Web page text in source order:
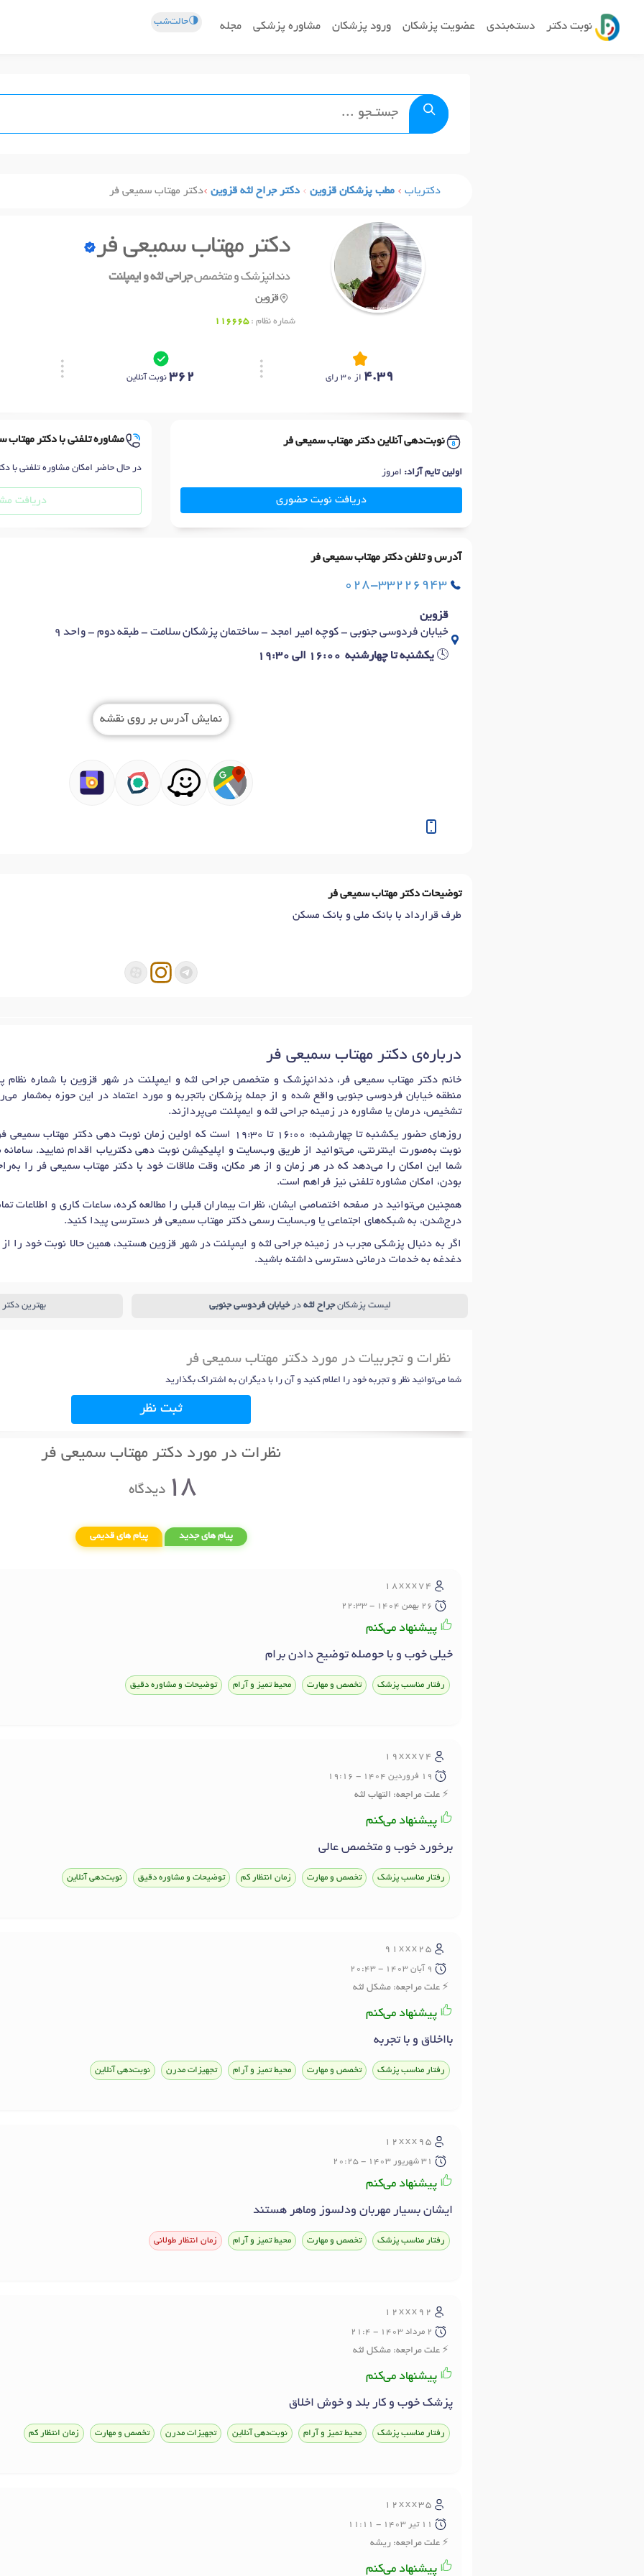
نوبت دکتر دسته‌بندی عضویت پزشکان ورود پزشکان مشاوره پزشکی مجله 🌗حالت‌شب
دکتریاب مطب پزشکان قزوین دکتر جراح لثه قزوین دکتر مهتاب سمیعی فر
دکتر مهتاب سمیعی فر
دندانپزشک و متخصصجراحی لثه و ایمپلنت
قزوین
شماره نظام :116665
4.39 از 30 رای 362 نوبت آنلاین
نوبت‌دهی آنلاین دکتر مهتاب سمیعی فر
اولین تایم آزاد: امروز
دریافت نوبت حضوری
مشاوره تلفنی با دکتر مهتاب
در حال حاضر امکان مشاوره تلفنی با
دریافت
آدرس و تلفن دکتر مهتاب سمیعی فر
028-33226943
قزوین
خیابان فردوسی جنوبی - کوچه امیر امجد - ساختمان پزشکان سلامت - طبقه دوم - واحد 9
🕓 یکشنبه تا چهارشنبه 16:00 الی 19:30
نمایش آدرس بر روی نقشه
توضیحات دکتر مهتاب سمیعی فر
طرف قرارداد با بانک ملی و بانک مسکن
درباره‌ی دکتر مهتاب سمیعی فر
منطقه خیابان فردوسی جنوبی واقع شده و از جمله پزشکان باتجربه و مورد اعتماد در این حوزه به‌شمار
تشخیص، درمان یا مشاوره در زمینه جراحی لثه و ایمپلنت می‌پردازند.
روزهای حضور یکشنبه تا چهارشنبه: 16:00 تا 19:30 است که اولین زمان نوبت دهی دکتر مهتاب سمیعی فر برای
نوبت به‌صورت اینترنتی، می‌توانید از طریق وب‌سایت و اپلیکیشن نوبت دهی دکتریاب اقدام نمایید.
شما این امکان را می‌دهد که در هر زمان و از هر مکان، وقت ملاقات خود با دکتر مهتاب سمیعی فر را
بودن، امکان مشاوره تلفنی نیز فراهم است.
همچنین می‌توانید در صفحه اختصاصی ایشان، نظرات بیماران قبلی را مطالعه کرده، ساعات کاری و اطلاعات
درج‌شدن، به شبکه‌های اجتماعی یا وب‌سایت رسمی دکتر مهتاب سمیعی فر دسترسی پیدا کنید.
اگر به دنبال پزشکی مجرب در زمینه جراحی لثه و ایمپلنت در شهر قزوین هستید، همین حالا نوبت خود را
دغدغه به خدمات درمانی دسترسی داشته باشید.
لیست پزشکانجراح لثه درخیابان فردوسی جنوبی بهترین
نظرات و تجربیات در مورد دکتر مهتاب سمیعی فر
شما می‌توانید نظر و تجربه خود را اعلام کنید و آن را با دیگران به اشتراک بگذارید
ثبت نظر
نظرات در مورد دکتر مهتاب سمیعی فر
18دیدگاه
پیام های جدید پیام های قدیمی
18xxx74
26 بهمن 1404 - 22:33
پیشنهاد می‌کنم
خیلی خوب و با حوصله توضیح دادن برام
رفتار مناسب پزشک تخصص و مهارت محیط تمیز و آرام توضیحات و مشاوره دقیق
19xxx74
19 فروردين 1404 - 19:16
علت مراجعه: التهاب لثه
پیشنهاد می‌کنم
برخورد خوب و متخصص عالي
رفتار مناسب پزشک تخصص و مهارت زمان انتظار کم توضیحات و مشاوره دقیق نوبت‌دهی آنلاین
91xxx25
9 آبان 1403 - 20:43
علت مراجعه: مشکل لثه
پیشنهاد می‌کنم
بااخلاق و با تجربه
رفتار مناسب پزشک تخصص و مهارت محیط تمیز و آرام تجهیزات مدرن نوبت‌دهی آنلاین
12xxx95
31 شهريور 1403 - 20:25
پیشنهاد می‌کنم
ايشان بسيار مهربان ودلسوز وماهر هستند
رفتار مناسب پزشک تخصص و مهارت محیط تمیز و آرام زمان انتظار طولانی
12xxx92
2 مرداد 1403 - 21:4
علت مراجعه: مشکل لثه
پیشنهاد می‌کنم
پزشک خوب و کار بلد و خوش اخلاق
رفتار مناسب پزشک محیط تمیز و آرام نوبت‌دهی آنلاین تجهیزات مدرن تخصص و مهارت زمان انتظار کم
12xxx35
11 تير 1403 - 11:11
علت مراجعه: ريشه
پیشنهاد می‌کنم